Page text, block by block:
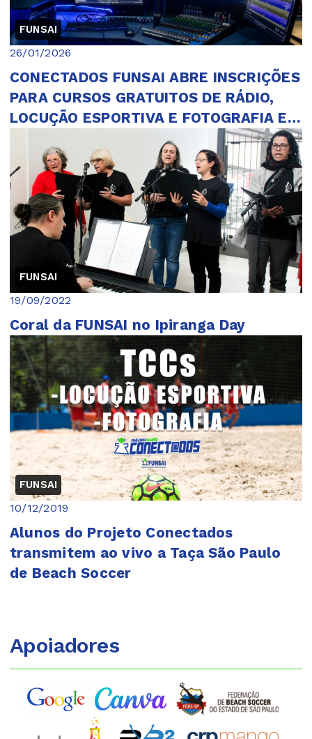
FUNSAI
26/01/2026
CONECTADOS FUNSAI ABRE INSCRIÇÕES
PARA CURSOS GRATUITOS DE RÁDIO,
LOCUÇÃO ESPORTIVA E FOTOGRAFIA EM
FUNSAI
19/09/2022
Coral da FUNSAI no Ipiranga Day
FUNSAI
10/12/2019
Alunos do Projeto Conectados
transmitem ao vivo a Taça São Paulo
de Beach Soccer
Apoiadores